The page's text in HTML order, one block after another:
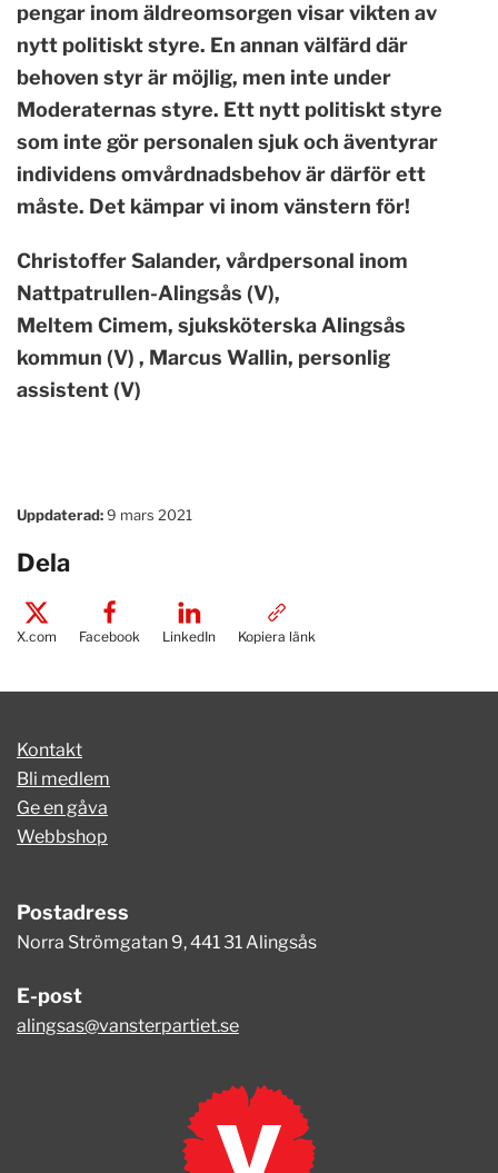
pengar inom äldreomsorgen visar vikten av
nytt politiskt styre. En annan välfärd där
behoven styr är möjlig, men inte under
Moderaternas styre. Ett nytt politiskt styre
som inte gör personalen sjuk och äventyrar
individens omvårdnadsbehov är därför ett
måste. Det kämpar vi inom vänstern för!
Christoffer Salander, vårdpersonal inom
Nattpatrullen-Alingsås (V),
Meltem Cimem, sjuksköterska Alingsås
kommun (V) , Marcus Wallin, personlig
assistent (V)
Uppdaterad:9 mars 2021
Dela
X.com Facebook LinkedIn Kopiera länk
Kontakt
Bli medlem
Ge en gåva
Webbshop
Postadress
Norra Strömgatan 9, 441 31 Alingsås
E-post
alingsas@vansterpartiet.se